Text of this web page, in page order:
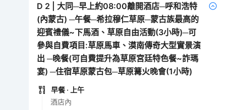
D 2
大同─早上約08:00離開酒店─呼和浩特
(內蒙古) ─午餐─希拉穆仁草原─蒙古族最高的
迎賓禮儀~下馬酒、草原自由活動(3小時)─可
參與自費項目:草原馬車、漠南傳奇大型實景演
出 ─晚餐(可自費提升為草原宮廷特色餐~詐瑪
宴) ─住宿草原蒙古包─草原篝火晚會(1小時)
早餐 · 上午
酒店內